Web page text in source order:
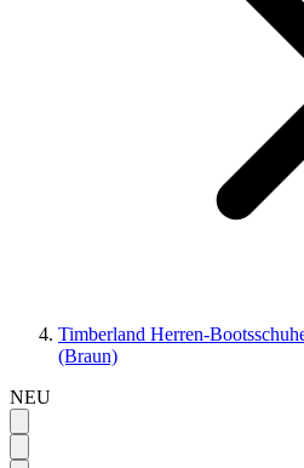
Timberland Herren-
(Braun)
NEU